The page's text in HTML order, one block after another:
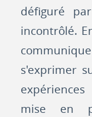
défiguré
incontrôlé.
s'exprimer
mise en